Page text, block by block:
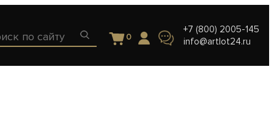
0
+7 (800) 2005-145
info@artlot24.ru